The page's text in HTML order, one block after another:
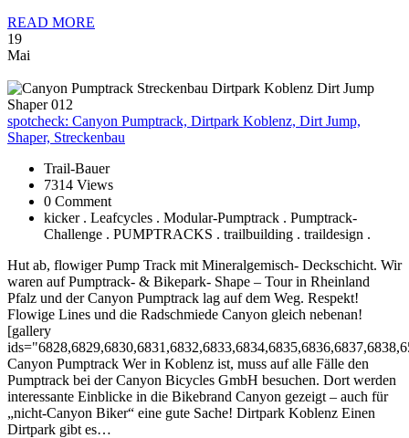
READ MORE
19
Mai
spotcheck: Canyon Pumptrack, Dirtpark Koblenz, Dirt Jump,
Shaper, Streckenbau
Trail-Bauer
7314 Views
0 Comment
kicker . Leafcycles . Modular-Pumptrack . Pumptrack-
Challenge . PUMPTRACKS . trailbuilding . traildesign .
Hut ab, flowiger Pump Track mit Mineralgemisch- Deckschicht. Wir
waren auf Pumptrack- & Bikepark- Shape – Tour in Rheinland
Pfalz und der Canyon Pumptrack lag auf dem Weg. Respekt!
Flowige Lines und die Radschmiede Canyon gleich nebenan!
[gallery
Canyon Pumptrack Wer in Koblenz ist, muss auf alle Fälle den
Pumptrack bei der Canyon Bicycles GmbH besuchen. Dort werden
interessante Einblicke in die Bikebrand Canyon gezeigt – auch für
„nicht-Canyon Biker“ eine gute Sache! Dirtpark Koblenz Einen
Dirtpark gibt es…